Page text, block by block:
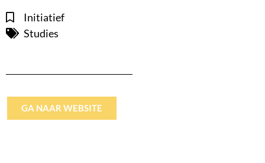
Initiatief
Studies
GA NAAR WEBSITE